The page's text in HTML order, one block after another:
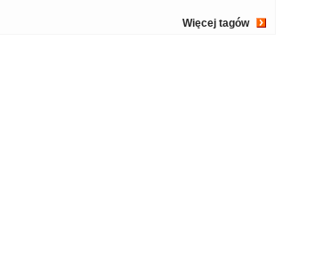
Więcej tagów